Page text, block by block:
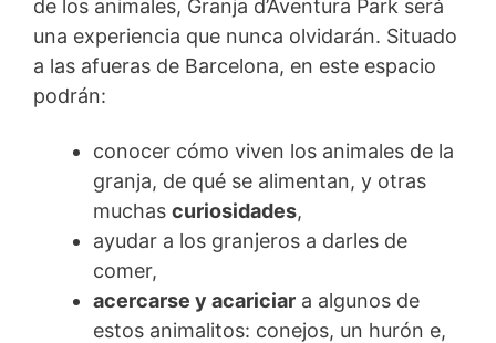
de los animales, Granja d’Aventura Park será
una experiencia que nunca olvidarán. Situado
a las afueras de Barcelona, en este espacio
podrán:
conocer cómo viven los animales de la
granja, de qué se alimentan, y otras
muchas curiosidades,
ayudar a los granjeros a darles de
comer,
acercarse y acariciar a algunos de
estos animalitos: conejos, un hurón e,